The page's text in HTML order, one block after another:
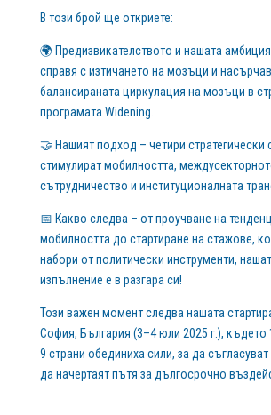
В този брой ще откриете:
🌍 Предизвикателството и нашата амбиция
справя с изтичането на мозъци и
балансираната циркулация на мозъци в
програмата Widening.
🤝 Нашият подход – четири стратегически
стимулират мобилността,
сътрудничество и институционалната
📅 Какво следва – от проучване на
мобилността до стартиране на стажове,
набори от политически инструменти,
изпълнение е в разгара си!
Този важен момент следва нашата
София, България (3–4 юли 2025 г.), където
9 страни обединиха сили, за да съгласуват
да начертаят пътя за дългосрочно